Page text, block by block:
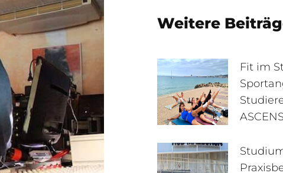
Infomaterial
+49 3727 95 92 977
Weitere
Fit im